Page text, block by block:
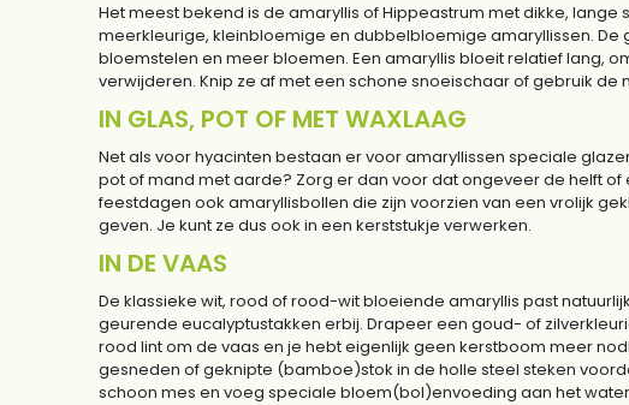
Het meest bekend is de amaryllis of Hippeastrum met dikke,
meerkleurige, kleinbloemige en dubbelbloemige amaryllissen.
bloemstelen en meer bloemen. Een amaryllis bloeit relatief lang,
verwijderen. Knip ze af met een schone snoeischaar of gebruik
IN GLAS, POT OF MET WAXLAAG
Net als voor hyacinten bestaan er voor amaryllissen speciale
pot of mand met aarde? Zorg er dan voor dat ongeveer de helft
feestdagen ook amaryllisbollen die zijn voorzien van een vrolijk
geven. Je kunt ze dus ook in een kerststukje verwerken.
IN DE VAAS
De klassieke wit, rood of rood-wit bloeiende amaryllis past
geurende eucalyptustakken erbij. Drapeer een goud- of
rood lint om de vaas en je hebt eigenlijk geen kerstboom meer
gesneden of geknipte (bamboe)stok in de holle steel steken
schoon mes en voeg speciale bloem(bol)envoeding aan het